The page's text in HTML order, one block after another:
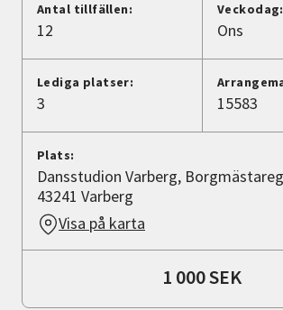
Lyssna
Antal tillfällen:
12
Veckodag:
Ons
Lediga platser:
3 15583
Plats:
Dansstudion Varberg,
43241 Varberg
Visa på karta
1 000 SEK